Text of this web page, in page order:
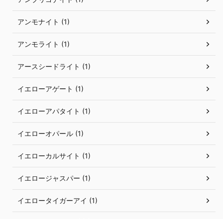
アンモナイト (1)
アンモライト (1)
アースシードライト (1)
イエローアゲート (1)
イエローアパタイト (1)
イエローオパール (1)
イエローカルサイト (1)
イエロージャスパー (1)
イエロータイガーアイ (1)